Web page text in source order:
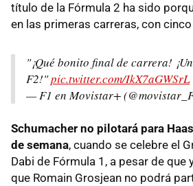
título de la Fórmula 2 ha sido
en las primeras carreras, con
"¡Qué bonito final de carrera!
F2!"pic.twitter.com/IkX7aGWSrL
— F1 en Movistar+
Schumacher no pilotará para
de semana, cuando se celebre el
Dabi de Fórmula 1, a pesar de que
que Romain Grosjean no podrá